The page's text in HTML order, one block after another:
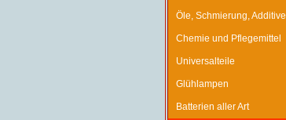
Öle, Schmierung, Additive
Chemie und Pflegemittel
Universalteile
Glühlampen
Batterien aller Art